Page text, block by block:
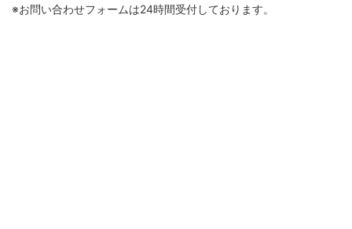
※お問い合わせフォームは24時間受付しております。